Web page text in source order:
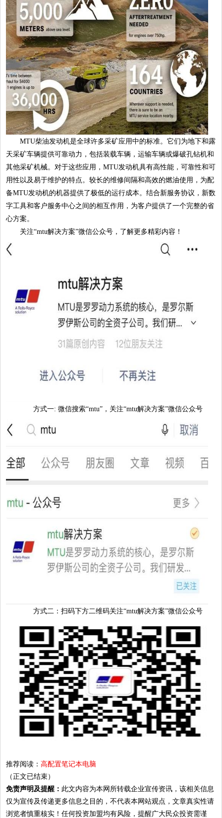
MTU柴油发动机是全球许多采矿应用中的标准。它们为地下和露
天采矿车辆提供可靠动力，包括装载车辆，运输车辆或爆破孔钻机和
其他采矿机械。对于这些应用，MTU发动机具有高性能，可靠性和可
用性以及易于维护的特点。较长的维修间隔和高效的燃油使用，为配
备MTU发动机的机器提供了极低的运行成本。结合新服务协议，新数
字工具和客户服务中心之间的相互作用，为客户提供了一个完整的省
心方案。
关注“mtu解决方案”微信公众号，了解更多精彩内容！
方式一: 微信搜索“mtu”，关注“mtu解决方案”微信公众号
方式二 ： 扫码下方二维码关注“mtu解决方案”微信公众号
推荐阅读：高配置笔记本电脑
（正文已结束）
免责声明及提醒： 此文内容为本网所转载企业宣传资讯，该相关信息
仅为宣传及传递更多信息之目的，不代表本网站观点，文章真实性请
浏览者慎重核实！任何投资加盟均有风险，提醒广大民众投资需谨